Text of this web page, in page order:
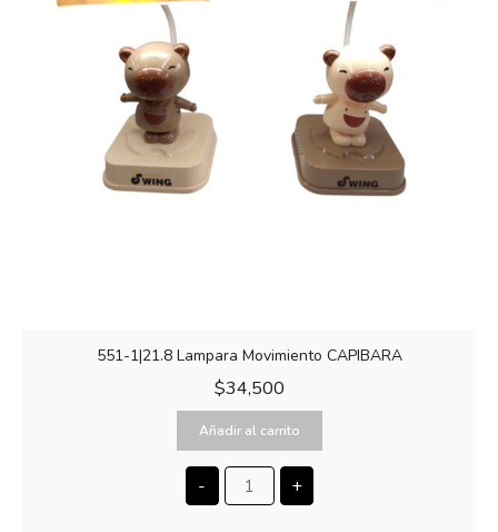
551-1|21.8 Lampara Movimiento CAPIBARA
$34,500
Añadir al carrito
- +